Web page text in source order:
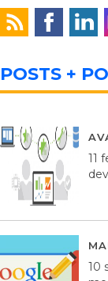
POSTS +
11
10